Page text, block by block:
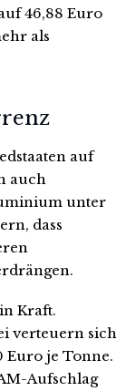
46,88 Euro
als
auf
auch
unter
dass
Kraft.
verteuern sich
Euro je Tonne.
Aufschlag